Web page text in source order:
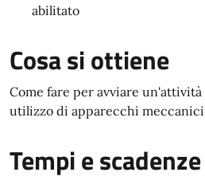
abilitato
Cosa si ottiene
Come fare per avviare
utilizzo di apparecchi
Tempi e scadenze